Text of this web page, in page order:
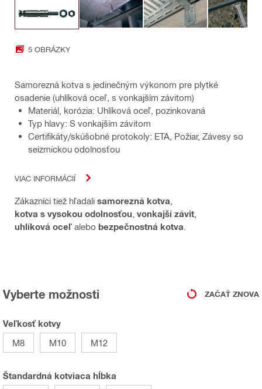
5 OBRÁZKY
Samorezná kotva s jedinečným výkonom pre plytké
osadenie (uhlíková oceľ, s vonkajším závitom)
Materiál, korózia: Uhlíková oceľ, pozinkovaná
Typ hlavy: S vonkajším závitom
Certifikáty/skúšobné protokoly: ETA, Požiar, Závesy so
seizmickou odolnosťou
VIAC INFORMÁCIÍ
Zákazníci tiež hľadali samorezná kotva
kotva s vysokou odolnosťou vonkajší závit
uhlíková oceľ alebo bezpečnostná kotva
Vyberte možnosti ZAČAŤ ZNOVA
Veľkosť kotvy
M8
M10 M12
Štandardná kotviaca hĺbka